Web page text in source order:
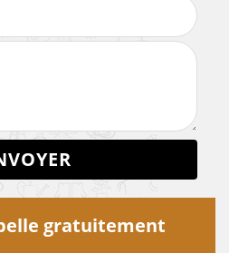
gratuitement